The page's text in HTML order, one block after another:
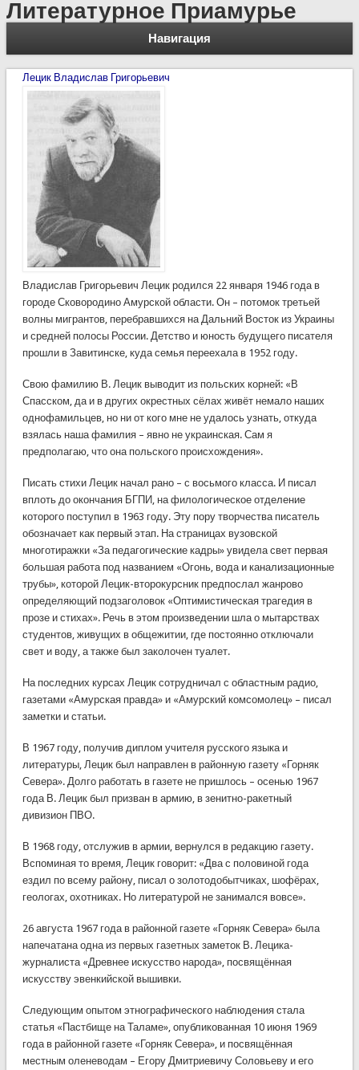
Литературное Приамурье
Навигация
Лецик Владислав Григорьевич
Владислав Григорьевич Лецик родился 22 января 1946 года в
городе Сковородино Амурской области. Он – потомок третьей
волны мигрантов, перебравшихся на Дальний Восток из Украины
и средней полосы России. Детство и юность будущего писателя
прошли в Завитинске, куда семья переехала в 1952 году.
Свою фамилию В. Лецик выводит из польских корней: «В
Спасском, да и в других окрестных сёлах живёт немало наших
однофамильцев, но ни от кого мне не удалось узнать, откуда
взялась наша фамилия – явно не украинская. Сам я
предполагаю, что она польского происхождения».
Писать стихи Лецик начал рано – с восьмого класса. И писал
вплоть до окончания БГПИ, на филологическое отделение
которого поступил в 1963 году. Эту пору творчества писатель
обозначает как первый этап. На страницах вузовской
многотиражки «За педагогические кадры» увидела свет первая
большая работа под названием «Огонь, вода и канализационные
трубы», которой Лецик-второкурсник предпослал жанрово
определяющий подзаголовок «Оптимистическая трагедия в
прозе и стихах». Речь в этом произведении шла о мытарствах
студентов, живущих в общежитии, где постоянно отключали
свет и воду, а также был заколочен туалет.
На последних курсах Лецик сотрудничал с областным радио,
газетами «Амурская правда» и «Амурский комсомолец» – писал
заметки и статьи.
В 1967 году, получив диплом учителя русского языка и
литературы, Лецик был направлен в районную газету «Горняк
Севера». Долго работать в газете не пришлось – осенью 1967
года В. Лецик был призван в армию, в зенитно-ракетный
дивизион ПВО.
В 1968 году, отслужив в армии, вернулся в редакцию газету.
Вспоминая то время, Лецик говорит: «Два с половиной года
ездил по всему району, писал о золотодобытчиках, шофёрах,
геологах, охотниках. Но литературой не занимался вовсе».
26 августа 1967 года в районной газете «Горняк Севера» была
напечатана одна из первых газетных заметок В. Лецика-
журналиста «Древнее искусство народа», посвящённая
искусству эвенкийской вышивки.
Следующим опытом этнографического наблюдения стала
статья «Пастбище на Таламе», опубликованная 10 июня 1969
года в районной газете «Горняк Севера», и посвящённая
местным оленеводам – Егору Дмитриевичу Соловьеву и его